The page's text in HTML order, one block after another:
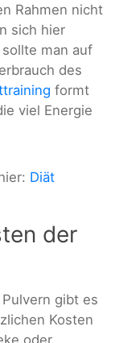
Rahmen nicht
sich hier
man auf
des
formt
viel Energie
Diät
der
gibt es
Kosten
oder